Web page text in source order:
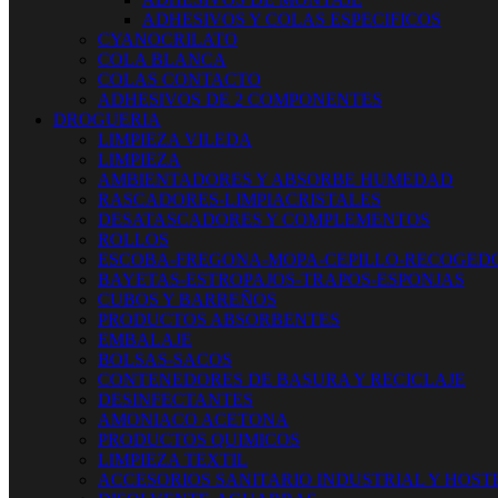
ADHESIVOS Y COLAS ESPECIFICOS
CYANOCRILATO
COLA BLANCA
COLAS CONTACTO
ADHESIVOS DE 2 COMPONENTES
DROGUERIA
LIMPIEZA VILEDA
LIMPIEZA
AMBIENTADORES Y ABSORBE HUMEDAD
RASCADORES-LIMPIACRISTALES
DESATASCADORES Y COMPLEMENTOS
ROLLOS
ESCOBA-FREGONA-MOPA-CEPILLO-
BAYETAS-ESTROPAJOS-TRAPOS-ESPONJAS
CUBOS Y BARREÑOS
PRODUCTOS ABSORBENTES
EMBALAJE
BOLSAS-SACOS
CONTENEDORES DE BASURA Y RECICLAJE
DESINFECTANTES
AMONIACO ACETONA
PRODUCTOS QUIMICOS
LIMPIEZA TEXTIL
ACCESORIOS SANITARIO INDUSTRIAL Y